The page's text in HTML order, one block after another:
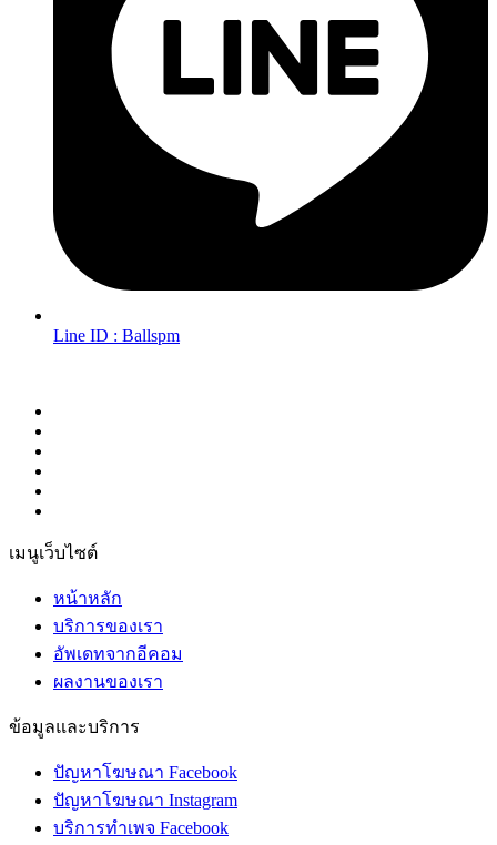
Line ID : Ballspm
เมนูเว็บไซต์
หน้าหลัก
บริการของเรา
อัพเดทจากอีคอม
ผลงานของเรา
ข้อมูลและบริการ
ปัญหาโฆษณา Facebook
ปัญหาโฆษณา Instagram
บริการทำเพจ Facebook